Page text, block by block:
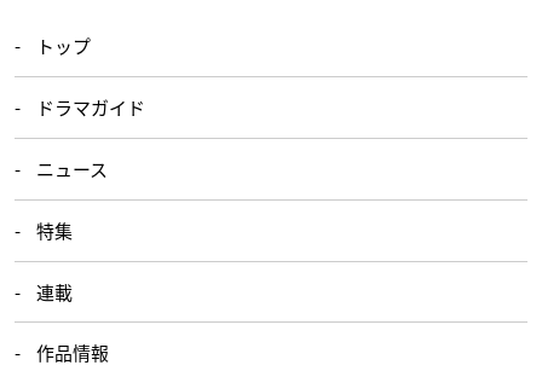
トップ
ドラマガイド
ニュース
特集
連載
作品情報